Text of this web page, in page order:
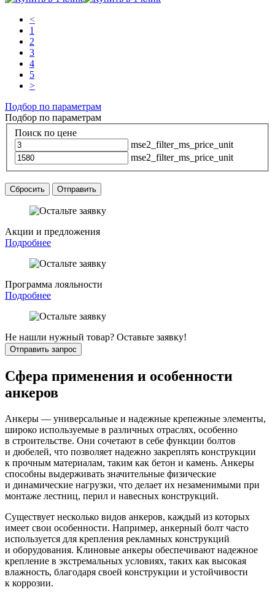
<
1
2
3
4
5
>
Подбор по параметрам
Подбор по параметрам
Поиск по цене
mse2_filter_ms_price_unit
mse2_filter_ms_price_unit
Сбросить Отправить
Акции и предложения
Подробнее
Программа лояльности
Подробнее
Не нашли нужный товар? Оставьте заявку!
Отправить запрос
Сфера применения и особенности
анкеров
Анкеры — универсальные и надежные крепежные элементы,
широко используемые в различных отраслях, особенно
в строительстве. Они сочетают в себе функции болтов
и дюбелей, что позволяет надежно закреплять конструкции
к прочным материалам, таким как бетон и камень. Анкеры
способны выдерживать значительные физические
и динамические нагрузки, что делает их незаменимыми при
монтаже лестниц, перил и навесных конструкций.
Существует несколько видов анкеров, каждый из которых
имеет свои особенности. Например, анкерный болт часто
используется для крепления рекламных конструкций
и оборудования. Клиновые анкеры обеспечивают надежное
крепление в экстремальных условиях, таких как высокая
влажность, благодаря своей конструкции и устойчивости
к коррозии.